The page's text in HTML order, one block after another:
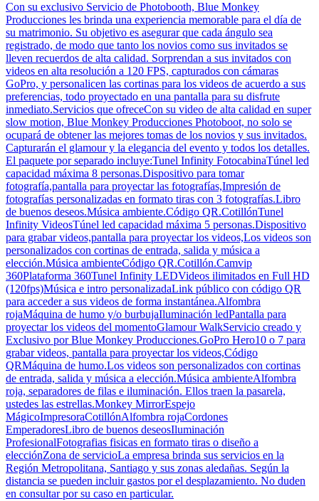
Con su exclusivo Servicio de Photobooth, Blue Monkey
Producciones les brinda una experiencia memorable para el día de
su matrimonio. Su objetivo es asegurar que cada ángulo sea
registrado, de modo que tanto los novios como sus invitados se
lleven recuerdos de alta calidad. Sorprendan a sus invitados con
videos en alta resolución a 120 FPS, capturados con cámaras
GoPro, y personalicen las cortinas para los videos de acuerdo a sus
preferencias, todo proyectado en una pantalla para su disfrute
inmediato.Servicios que ofreceCon su video de alta calidad en super
slow motion, Blue Monkey Producciones Photoboot, no solo se
ocupará de obtener las mejores tomas de los novios y sus invitados.
Capturarán el glamour y la elegancia del evento y todos los detalles.
El paquete por separado incluye:Tunel Infinity FotocabinaTúnel led
capacidad máxima 8 personas.Dispositivo para tomar
fotografía,pantalla para proyectar las fotografías,Impresión de
fotografías personalizadas en formato tiras con 3 fotografías.Libro
de buenos deseos.Música ambiente.Código QR.CotillónTunel
Infinity VideosTúnel led capacidad máxima 5 personas.Dispositivo
para grabar videos,pantalla para proyectar los videos,Los videos son
personalizados con cortinas de entrada, salida y música a
elección.Música ambienteCódigo QR.Cotillón.Camvip
360Plataforma 360Tunel Infinity LEDVideos ilimitados en Full HD
(120fps)Música e intro personalizadaLink público con código QR
para acceder a sus videos de forma instantánea.Alfombra
rojaMáquina de humo y/o burbujaIluminación ledPantalla para
proyectar los videos del momentoGlamour WalkServicio creado y
Exclusivo por Blue Monkey Producciones.GoPro Hero10 o 7 para
grabar videos, pantalla para proyectar los videos,Código
QRMáquina de humo.Los videos son personalizados con cortinas
de entrada, salida y música a elección.Música ambienteAlfombra
roja, separadores de filas e iluminación. Ellos traen la pasarela,
ustedes las estrellas.Monkey MirrorEspejo
MágicoImpresoraCotillónAlfombra rojaCordones
EmperadoresLibro de buenos deseosIluminación
ProfesionalFotografias fisicas en formato tiras o diseño a
elecciónZona de servicioLa empresa brinda sus servicios en la
Región Metropolitana, Santiago y sus zonas aledañas. Según la
distancia se pueden incluir gastos por el desplazamiento. No duden
en consultar por su caso en particular.